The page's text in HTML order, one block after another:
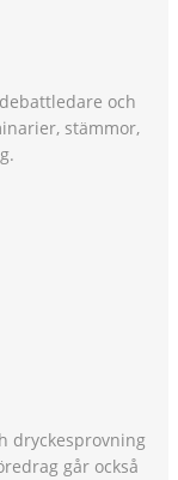
och
stämmor,
dryckesprovning
går också